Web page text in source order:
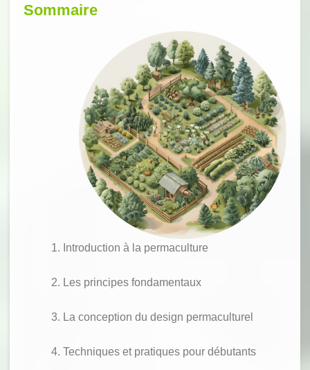
Sommaire
Introduction à la permaculture
Les principes fondamentaux
La conception du design permaculturel
Techniques et pratiques pour débutants